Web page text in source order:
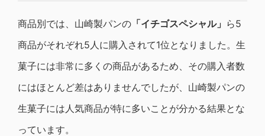
商品別では、山崎製パンの 「イチゴスペシャル」 ら5
商品がそれぞれ5人に購入されて1位となりました。生
菓子には非常に多くの商品があるため、その購入者数
にはほとんど差はありませんでしたが、山崎製パンの
生菓子には人気商品が特に多いことが分かる結果とな
っています。